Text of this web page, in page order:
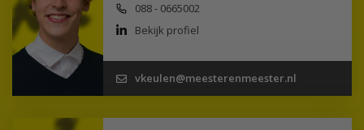
088 - 0665002
Bekijk profiel
vkeulen@meesterenmeester.nl